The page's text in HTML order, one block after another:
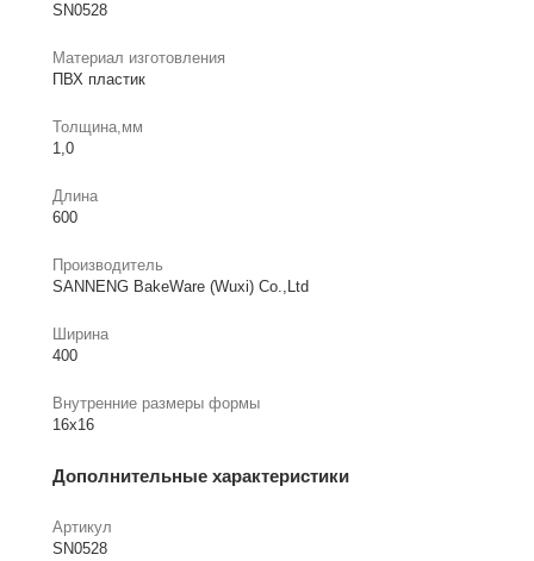
SN0528
Материал изготовления
ПВХ пластик
Толщина,мм
1,0
Длина
600
Производитель
SANNENG BakeWare (Wuxi) Co.,Ltd
Ширина
400
Внутренние размеры формы
16х16
Дополнительные характеристики
Артикул
SN0528